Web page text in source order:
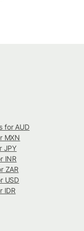
for AUD
MXN
JPY
INR
ZAR
USD
IDR